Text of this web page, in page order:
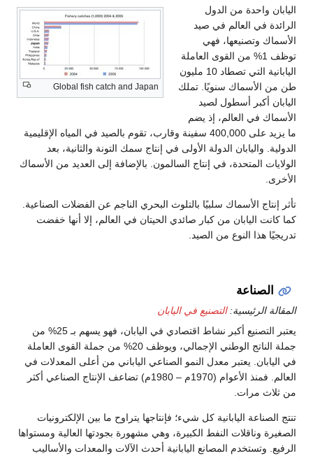
Global fish catch and Japan
اليابان واحدة من الدول
الرائدة في العالم في صيد
الأسماك وتصنيعها، فهي
توظف 1% من القوى العاملة
اليابانية التي تصطاد 10 مليون
طن من الأسماك سنويًا. تملك
اليابان أكبر أسطول لصيد
الأسماك في العالم، إذ يضم
ما يزيد على 400,000 سفينة وقارب، تقوم بالصيد في المياه الإقليمية
الدولية. واليابان الدولة الأولى في إنتاج سمك التونة والثانية، بعد
الولايات المتحدة، في إنتاج السالمون. بالإضافة إلى العديد من الأسماك
الأخرى.
تأثر إنتاج الأسماك سلبيًا بالتلوث البحري الناجم عن الفضلات الصناعية.
كما كانت اليابان من كبار صائدي الحيتان في العالم، إلا أنها خفضت
تدريجيًا هذا النوع من الصيد.
الصناعة
المقالة الرئيسية:التصنيع في اليابان
يعتبر التصنيع أكبر نشاط اقتصادي في اليابان، فهو يسهم بـ 25% من
جملة الناتج الوطني الإجمالي، ويوظف 20% من جملة القوى العاملة
في اليابان. يعتبر معدل النمو الصناعي الياباني من أعلى المعدلات في
العالم. فمنذ الأعوام (1970م – 1980م) تضاعف الإنتاج الصناعي أكثر
من ثلاث مرات.
تنتج الصناعة اليابانية كل شيء؛ فإنتاجها يتراوح ما بين الإلكترونيات
الصغيرة وناقلات النفط الكبيرة، وهي مشهورة بجودتها العالية ومستواها
الرفيع. وتستخدم المصانع اليابانية أحدث الآلات والمعدات والأساليب